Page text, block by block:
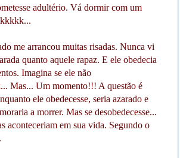
adultério. Vá dormir com um
me arrancou muitas risadas. Nunca vi
quanto aquele rapaz. E ele obedecia
Imagina se ele não
Mas... Um momento!!! A questão é
ele obedecesse, seria azarado e
a morrer. Mas se desobedecesse...
aconteceriam em sua vida. Segundo o